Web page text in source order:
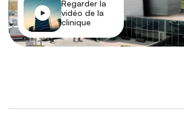
Regarder la
vidéo de la
clinique